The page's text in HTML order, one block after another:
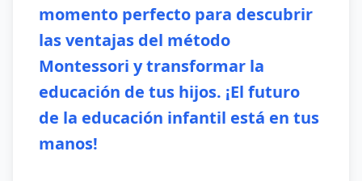
momento perfecto para descubrir
las ventajas del método
Montessori y transformar la
educación de tus hijos. ¡El futuro
de la educación infantil está en tus
manos!